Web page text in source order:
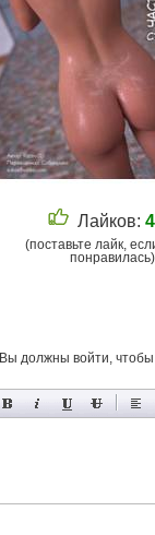
Лайков:
(поставьте лайк,
понравилась)
Вы должны войти,